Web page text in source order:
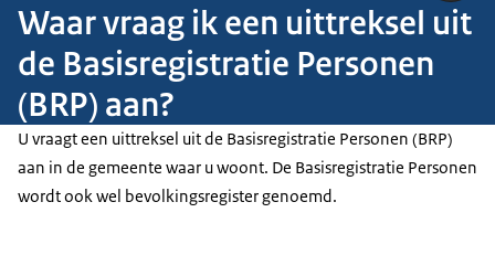
Waar vraag ik een uittreksel uit
de Basisregistratie Personen
(BRP) aan?
U vraagt een uittreksel uit de Basisregistratie Personen (BRP)
aan in de gemeente waar u woont. De Basisregistratie Personen
wordt ook wel bevolkingsregister genoemd.